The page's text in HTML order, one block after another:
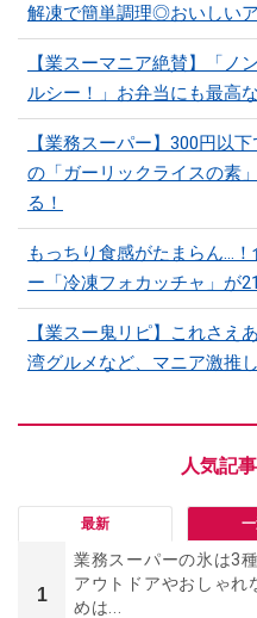
解凍で簡単調理◎おいしい
【業スーマニア絶賛】「ノ
ルシー！」お弁当にも最高
【業務スーパー】300円以
の「ガーリックライスの素
る！
もっちり食感がたまらん…
ー「冷凍フォカッチャ」が
【業スー鬼リピ】これさえ
湾グルメなど、マニア激推
最新
1
業務スーパーの氷は3
アウトドアやおしゃ
めは...